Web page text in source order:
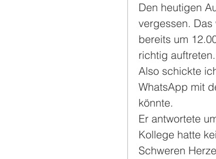
Den heutigen
vergessen.
bereits um
richtig auftreten.
Also schickte
WhatsApp mit
könnte.
Er antwortete
Kollege hatte
Schweren